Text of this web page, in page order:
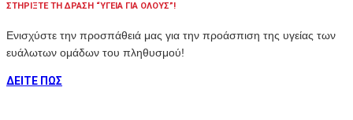
ΣΤΗΡΙΞΤΕ ΤΗ ΔΡΑΣΗ “ΥΓΕΙΑ ΓΙΑ ΟΛΟΥΣ”!
Ενισχύστε την προσπάθειά μας για την προάσπιση της υγείας των
ευάλωτων ομάδων του πληθυσμού!
ΔΕΙΤΕ ΠΩΣ